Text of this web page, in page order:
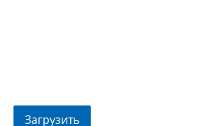
Загрузить